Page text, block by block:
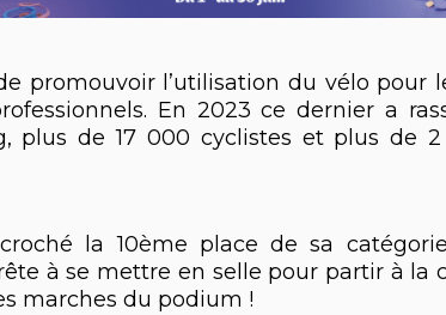
promouvoir l’utilisation du vélo pour
En 2023 ce dernier a
plus de 17 000 cyclistes et plus de
la 10ème place de sa
à se mettre en selle pour partir à la
marches du podium !